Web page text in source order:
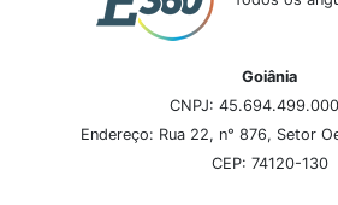
Goiânia
CNPJ:
Endereço: Rua 22, n° 876, Setor
CEP: 74120-130